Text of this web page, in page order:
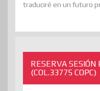
traduciré en un futuro
RESERVA SESIÓN
(COL.33775 COPC)